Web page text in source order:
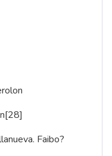
[28]
Faibo?